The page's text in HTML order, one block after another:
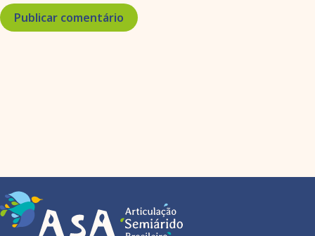
Publicar comentário